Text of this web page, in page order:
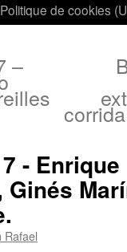
Politique de cookies
–
-
Rafael